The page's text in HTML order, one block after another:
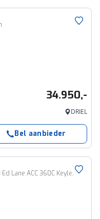
34.950,-
DRIEL
Bel aanbieder
Lane ACC 360C Keyless